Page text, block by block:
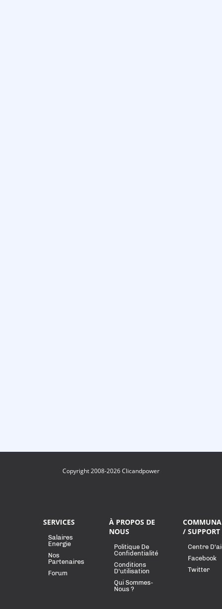
Copyright 2008-2026 Clicandpower
SERVICES
Salaires
Energie
Nos
Partenaires
Forum
À PROPOS DE
NOUS
Politique De
Confidentialité
Conditions
D'utilisation
Qui Sommes-
Nous ?
/ SUPPORT
Centre
Facebook
Twitter